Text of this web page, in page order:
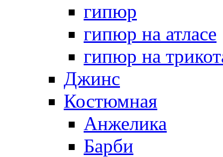
гипюр
гипюр на атласе
гипюр на
Джинс
Костюмная
Анжелика
Барби